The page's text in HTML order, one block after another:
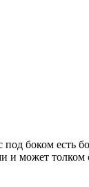
боком есть
может толком